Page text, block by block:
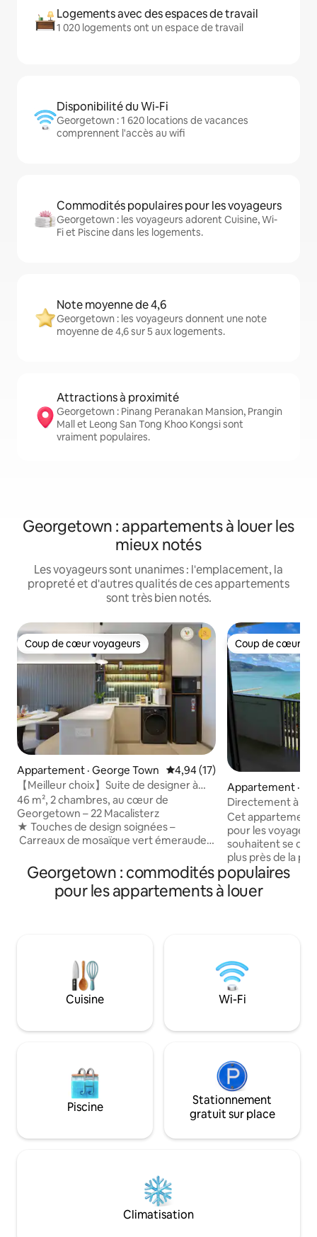
Logements avec des espaces de travail
1 020 logements ont un espace de travail
Disponibilité du Wi-Fi
Georgetown : 1 620 locations de vacances
comprennent l'accès au wifi
Commodités populaires pour les voyageurs
Georgetown : les voyageurs adorent Cuisine, Wi-
Fi et Piscine dans les logements.
Note moyenne de 4,6
Georgetown : les voyageurs donnent une note
moyenne de 4,6 sur 5 aux logements.
Attractions à proximité
Georgetown : Pinang Peranakan Mansion, Prangin
Mall et Leong San Tong Khoo Kongsi sont
vraiment populaires.
Georgetown : appartements à louer les
mieux notés
Les voyageurs sont unanimes : l'emplacement, la
propreté et d'autres qualités de ces appartements
sont très bien notés.
Coup de cœur voyageurs
Coup de cœur voyageurs
Appartement · George Town Note moyenne de 4,94 sur 5,
4,94 (17)
【Meilleur choix】Suite de designer à
Georgetown avec piscine à
débordement
46 m², 2 chambres, au cœur de
Georgetown – 22 Macalisterz
★ Touches de design soignées –
Carreaux de mosaïque vert émeraude
tons chauds ★ Sommeil de qualité
hôtelière – Matelas Slumberland King
★ Emplacement de choix – à quelques
de véhicule électrique disponible (des
frais s'appliquent) ★ Accès gratuit à la
piscine et à la salle d'entraînement
★ Dépanneur en bas ★ Idéal pour les
Guan Lye, à 5 minutes de Gleneagles et
Coup de cœur
Coup de cœur
Appartement ·
hi
Directement à la
sur la mer~ @ By
Cet appartement
pour les
souhaitent se
plus près de la plage (accès
plage) * * Lisez le règlement intérieur ou
envoyez une
avant de
massages
min en voiture du
Escape. * À 25
Georgetown
l'hypermarché
Georgetown : commodités populaires
pour les appartements à louer
Cuisine Wi-Fi
Piscine
Stationnement
gratuit sur place
Climatisation